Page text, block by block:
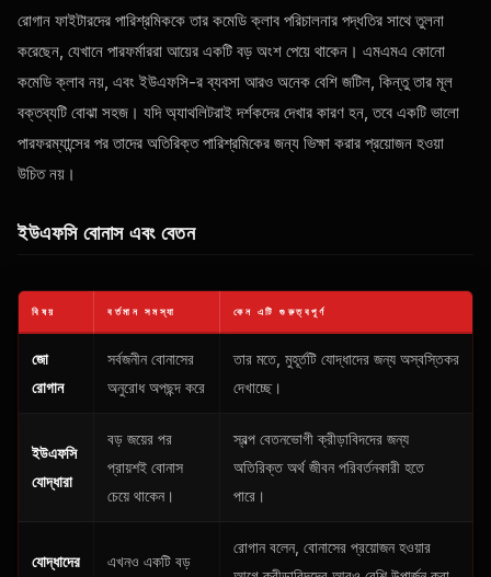
রোগান ফাইটারদের পারিশ্রমিককে তার কমেডি ক্লাব পরিচালনার পদ্ধতির সাথে তুলনা
করেছেন, যেখানে পারফর্মাররা আয়ের একটি বড় অংশ পেয়ে থাকেন। এমএমএ কোনো
কমেডি ক্লাব নয়, এবং ইউএফসি-র ব্যবসা আরও অনেক বেশি জটিল, কিন্তু তার মূল
বক্তব্যটি বোঝা সহজ। যদি অ্যাথলিটরাই দর্শকদের দেখার কারণ হন, তবে একটি ভালো
পারফরম্যান্সের পর তাদের অতিরিক্ত পারিশ্রমিকের জন্য ভিক্ষা করার প্রয়োজন হওয়া
উচিত নয়।
ইউএফসি বোনাস এবং বেতন
বিষয় বর্তমান সমস্যা কেন এটি গুরুত্বপূর্ণ
জো
রোগান
সর্বজনীন বোনাসের
অনুরোধ অপছন্দ করে
তার মতে, মুহূর্তটি যোদ্ধাদের জন্য অস্বস্তিকর
দেখাচ্ছে।
ইউএফসি
যোদ্ধারা
বড় জয়ের পর
প্রায়শই বোনাস
চেয়ে থাকেন।
স্বল্প বেতনভোগী ক্রীড়াবিদদের জন্য
অতিরিক্ত অর্থ জীবন পরিবর্তনকারী হতে
পারে।
যোদ্ধাদের এখনও একটি বড়
রোগান বলেন, বোনাসের প্রয়োজন হওয়ার